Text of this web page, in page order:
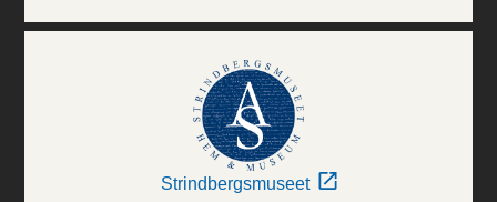
Strindbergsmuseet